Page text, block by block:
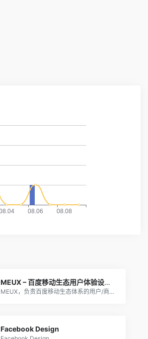
MEUX – 百度移动生态用户体验设计中心
MEUX，负责百度移动生态体系的用户/商业产品的全链路体验设计
Facebook Design